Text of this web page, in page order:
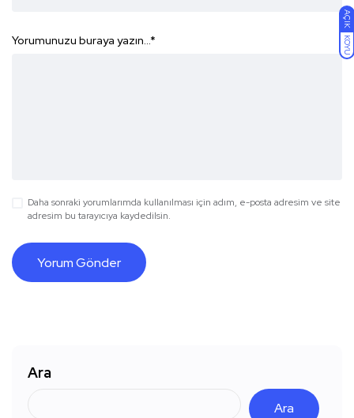
AÇIK
KOYU
Yorumunuzu buraya yazın...*
Daha sonraki yorumlarımda kullanılması için adım, e-posta adresim ve site
adresim bu tarayıcıya kaydedilsin.
Ara
Ara